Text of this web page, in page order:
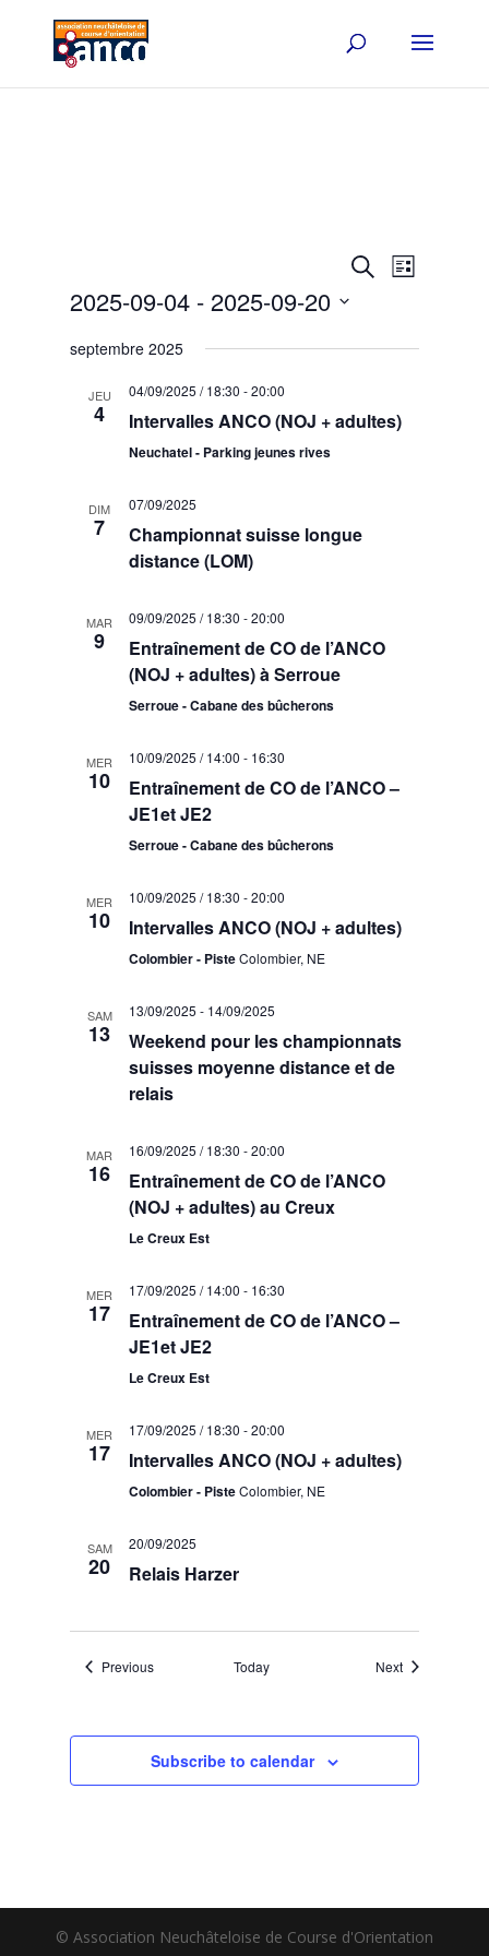
Events
Search
Views
SearchEvent
Views
List
2025-09-04 - 2025-09-20
date.
septembre 2025
JEU
4
04/09/2025 / 18:30 -20:00
Intervalles ANCO (NOJ + adultes)
Neuchatel - Parking jeunes rives
DIM
7
07/09/2025
Championnat suisse longue
distance (LOM)
MAR
9
09/09/2025 / 18:30 -20:00
Entraînement de CO de l’ANCO
(NOJ + adultes) à Serroue
Serroue - Cabane des bûcherons
MER
10
10/09/2025 / 14:00 - 16:30
Entraînement de CO de l’ANCO –
JE1et JE2
Serroue - Cabane des bûcherons
MER
10
10/09/2025 / 18:30 -20:00
Intervalles ANCO (NOJ + adultes)
Colombier - PisteColombier, NE
SAM
13
13/09/2025 - 14/09/2025
Weekend pour les championnats
suisses moyenne distance et de
relais
MAR
16
16/09/2025 / 18:30 -20:00
Entraînement de CO de l’ANCO
(NOJ + adultes) au Creux
Le Creux Est
MER
17
17/09/2025 / 14:00 - 16:30
Entraînement de CO de l’ANCO –
JE1et JE2
Le Creux Est
MER
17
17/09/2025 / 18:30 -20:00
Intervalles ANCO (NOJ + adultes)
Colombier - PisteColombier, NE
SAM
20
20/09/2025
Relais Harzer
PreviousEvents Today NextEvents
Subscribe to calendar
© Association Neuchâteloise de Course d'Orientation